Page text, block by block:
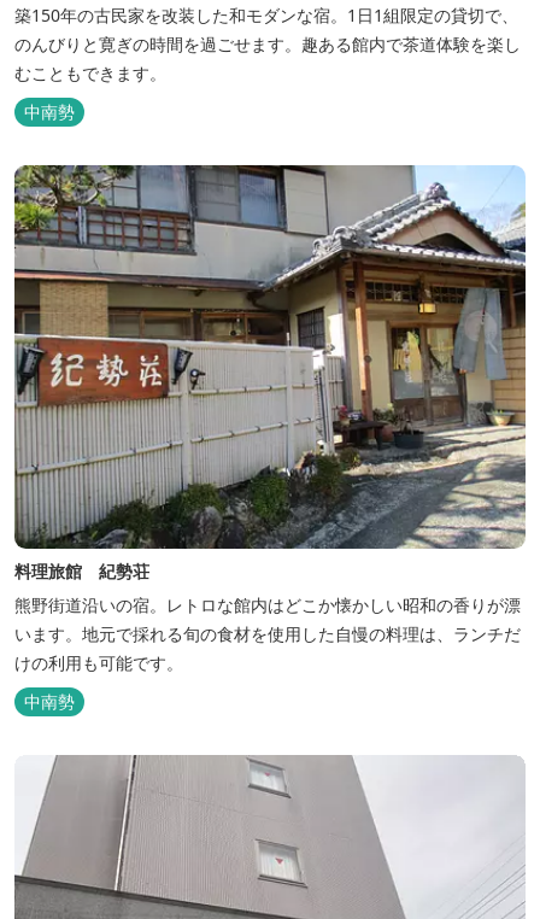
築150年の古民家を改装した和モダンな宿。1日1組限定の貸切で、
のんびりと寛ぎの時間を過ごせます。趣ある館内で茶道体験を楽し
むこともできます。
中南勢
料理旅館 紀勢荘
熊野街道沿いの宿。レトロな館内はどこか懐かしい昭和の香りが漂
います。地元で採れる旬の食材を使用した自慢の料理は、ランチだ
けの利用も可能です。
中南勢